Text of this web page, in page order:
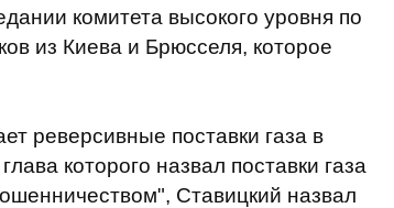
комитета высокого уровня по
из Киева и Брюсселя, которое
реверсивные поставки газа в
которого назвал поставки газа
Ставицкий назвал